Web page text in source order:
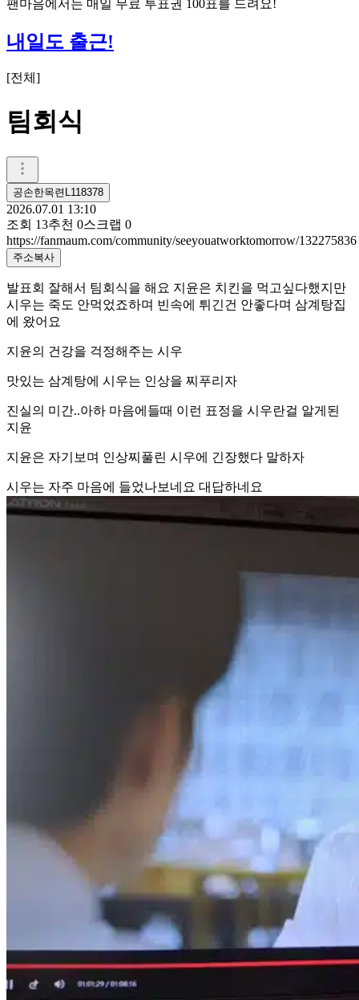
팬마음에서는 매일 무료 투표권 100표를 드려요!
내일도 출근!
[전체 ]
팀회식
공손한목련L118378
2026.07.01 13:10
조회 13추천 0스크랩 0
https://fanmaum.com/community/seeyouatworktomorrow/132275836
주소복사
발표회 잘해서 팀회식을 해요 지윤은 치킨을 먹고싶다했지만
시우는 죽도 안먹었죠하며 빈속에 튀긴건 안좋다며 삼계탕집
에 왔어요
지윤의 건강을 걱정해주는 시우
맛있는 삼계탕에 시우는 인상을 찌푸리자
진실의 미간..아하 마음에들때 이런 표정을 시우란걸 알게된
지윤
지윤은 자기보며 인상찌풀린 시우에 긴장했다 말하자
시우는 자주 마음에 들었나보네요 대답하네요